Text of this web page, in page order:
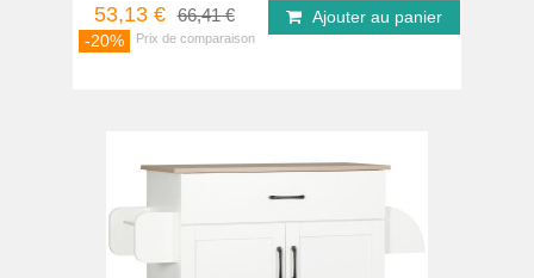
53,13 € 66,41 €
-20%
Ajouter au panier